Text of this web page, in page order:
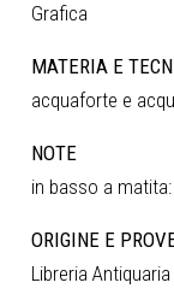
Grafica
MATERIA E
acquaforte e
NOTE
in basso a
ORIGINE E
Libreria